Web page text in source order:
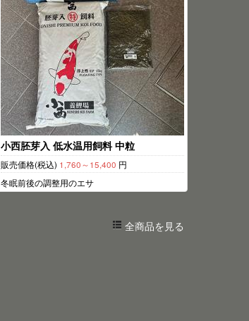
小西胚芽入 低水温用飼料 中粒
販売価格(税込) 1,760～15,400 円
冬眠前後の調整用のエサ
全商品を見る